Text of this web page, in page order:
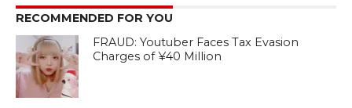
RECOMMENDED FOR YOU
FRAUD: Youtuber Faces Tax Evasion
Charges of ¥40 Million